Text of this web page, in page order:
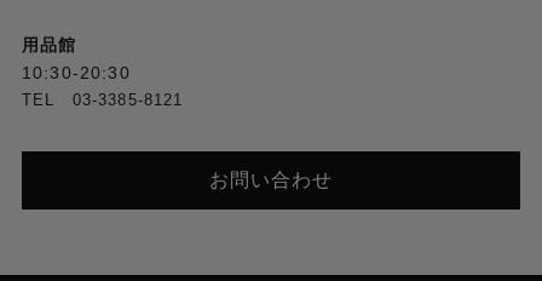
用品館
10:30-20:30
TEL 03-3385-8121
お問い合わせ